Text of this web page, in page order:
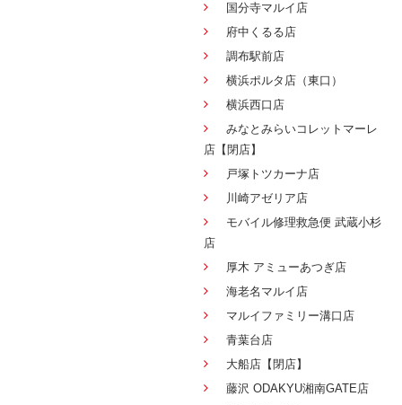
国分寺マルイ店
府中くるる店
調布駅前店
横浜ポルタ店（東口）
横浜西口店
みなとみらいコレットマーレ
店【閉店】
戸塚トツカーナ店
川崎アゼリア店
モバイル修理救急便 武蔵小杉
店
厚木 アミューあつぎ店
海老名マルイ店
マルイファミリー溝口店
青葉台店
大船店【閉店】
藤沢 ODAKYU湘南GATE店